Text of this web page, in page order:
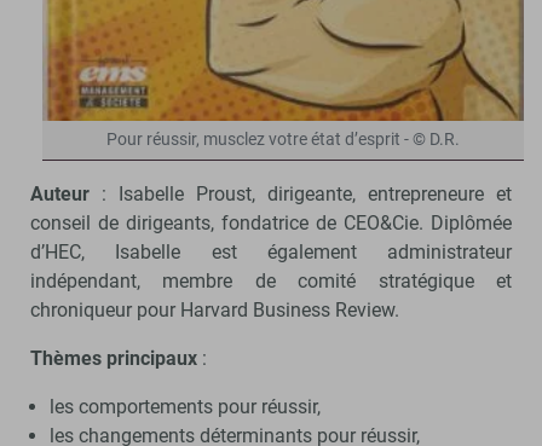
Pour réussir, musclez votre état d’esprit - © D.R.
Auteur : Isabelle Proust, dirigeante, entrepreneure et
conseil de dirigeants, fondatrice de CEO&Cie. Diplômée
d’HEC, Isabelle est également administrateur
indépendant, membre de comité stratégique et
chroniqueur pour Harvard Business Review.
Thèmes principaux :
les comportements pour réussir,
les changements déterminants pour réussir,